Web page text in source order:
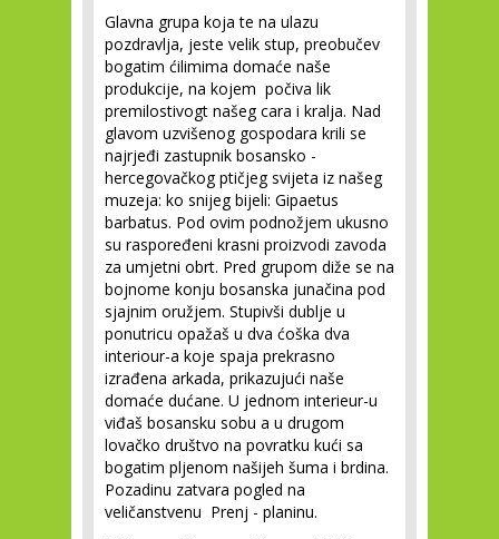
Glavna grupa koja te na ulazu
pozdravlja, jeste velik stup, preobučev
bogatim ćilimima domaće naše
produkcije, na kojem počiva lik
premilostivogt našeg cara i kralja. Nad
glavom uzvišenog gospodara krili se
najrjeđi zastupnik bosansko -
hercegovačkog ptičjeg svijeta iz našeg
muzeja: ko snijeg bijeli: Gipaetus
barbatus. Pod ovim podnožjem ukusno
su raspoređeni krasni proizvodi zavoda
za umjetni obrt. Pred grupom diže se na
bojnome konju bosanska junačina pod
sjajnim oružjem. Stupivši dublje u
ponutricu opažaš u dva ćoška dva
interiour-a koje spaja prekrasno
izrađena arkada, prikazujući naše
domaće dućane. U jednom interieur-u
viđaš bosansku sobu a u drugom
lovačko društvo na povratku kući sa
bogatim pljenom našijeh šuma i brdina.
Pozadinu zatvara pogled na
veličanstvenu Prenj - planinu.